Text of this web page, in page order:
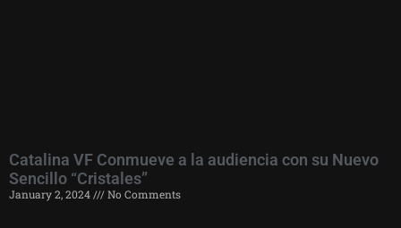
Catalina VF Conmueve a la audiencia con su Nuevo
Sencillo “Cristales”
January 2, 2024 No Comments